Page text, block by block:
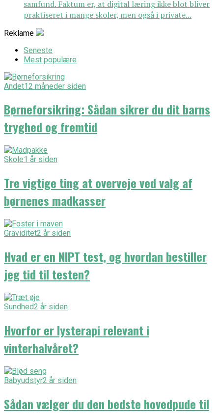
samfund. Faktum er, at digital læring ikke blot bliver
praktiseret i mange skoler, men også i private...
Reklame
Seneste
Mest populære
Andet12 måneder siden
Børneforsikring: Sådan sikrer du dit barns
tryghed og fremtid
Skole1 år siden
Tre vigtige ting at overveje ved valg af
børnenes madkasser
Graviditet2 år siden
Hvad er en NIPT test, og hvordan bestiller
jeg tid til testen?
Sundhed2 år siden
Hvorfor er lysterapi relevant i
vinterhalvåret?
Babyudstyr2 år siden
Sådan vælger du den bedste hovedpude til